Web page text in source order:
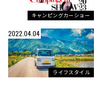
キャンピングカーショー
2022.04.04
ライフスタイル